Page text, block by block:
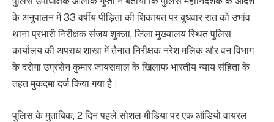
के अनुपालन में 33 वर्षीय पीड़िता की शिकायत पर बुधवार रात को उभांव
थाना प्रभारी निरीक्षक संजय शुक्ला, जिला मुख्यालय स्थित पुलिस
कार्यालय की अपराध शाखा में तैनात निरीक्षक नरेश मलिक और वन विभाग
के दरोगा उग्रसेन कुमार जायसवाल के खिलाफ भारतीय न्याय संहिता के
तहत मुकदमा दर्ज किया गया है।
पुलिस के मुताबिक, 2 दिन पहले सोशल मीडिया पर एक ऑडियो वायरल